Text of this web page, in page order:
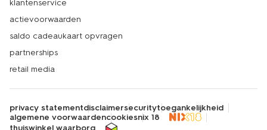
klantenservice
actievoorwaarden
saldo cadeaukaart opvragen
partnerships
retail media
privacy statementdisclaimersecuritytoegankelijkheid
algemene voorwaardencookiesnix 18
thuiswinkel waarborg